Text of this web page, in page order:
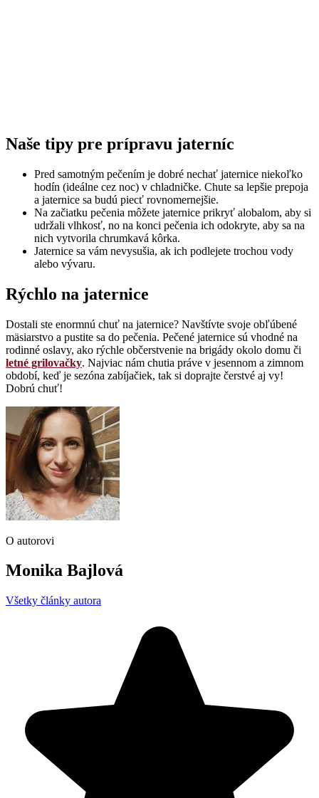
Naše tipy pre prípravu jaterníc
Pred samotným pečením je dobré nechať jaternice niekoľko
hodín (ideálne cez noc) v chladničke. Chute sa lepšie prepoja
a jaternice sa budú piecť rovnomernejšie.
Na začiatku pečenia môžete jaternice prikryť alobalom, aby si
udržali vlhkosť, no na konci pečenia ich odokryte, aby sa na
nich vytvorila chrumkavá kôrka.
Jaternice sa vám nevysušia, ak ich podlejete trochou vody
alebo vývaru.
Rýchlo na jaternice
Dostali ste enormnú chuť na jaternice? Navštívte svoje obľúbené
mäsiarstvo a pustite sa do pečenia. Pečené jaternice sú vhodné na
rodinné oslavy, ako rýchle občerstvenie na brigády okolo domu či
letné grilovačky. Najviac nám chutia práve v jesennom a zimnom
období, keď je sezóna zabíjačiek, tak si doprajte čerstvé aj vy!
Dobrú chuť!
O autorovi
Monika Bajlová
Všetky články autora